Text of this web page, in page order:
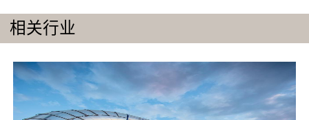
相关行业